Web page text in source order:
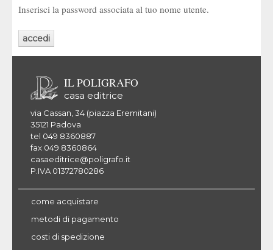
Inserisci la password associata al tuo nome utente.
IL POLIGRAFO
casa editrice
via Cassan, 34 (piazza Eremitani)
35121 Padova
tel 049 8360887
fax 049 8360864
casaeditrice@poligrafo.it
P.IVA 01372780286
come acquistare
metodi di pagamento
costi di spedizione